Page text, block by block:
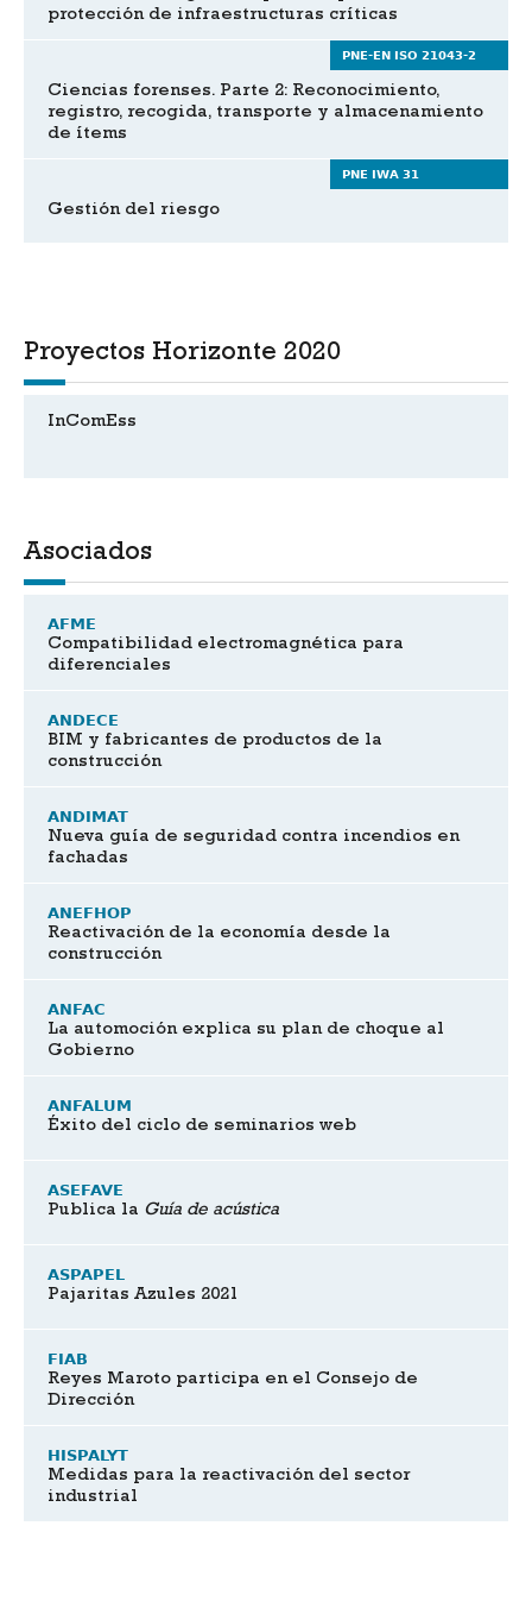
protección de infraestructuras críticas
PNE-EN ISO 21043-2
Ciencias forenses. Parte 2: Reconocimiento,
registro, recogida, transporte y almacenamiento
de ítems
PNE IWA 31
Gestión del riesgo
Proyectos Horizonte 2020
InComEss
Asociados
AFME
Compatibilidad electromagnética para
diferenciales
ANDECE
BIM y fabricantes de productos de la
construcción
ANDIMAT
Nueva guía de seguridad contra incendios en
fachadas
ANEFHOP
Reactivación de la economía desde la
construcción
ANFAC
La automoción explica su plan de choque al
Gobierno
ANFALUM
Éxito del ciclo de seminarios web
ASEFAVE
Publica la Guía de acústica
ASPAPEL
Pajaritas Azules 2021
FIAB
Reyes Maroto participa en el Consejo de
Dirección
HISPALYT
Medidas para la reactivación del sector
industrial